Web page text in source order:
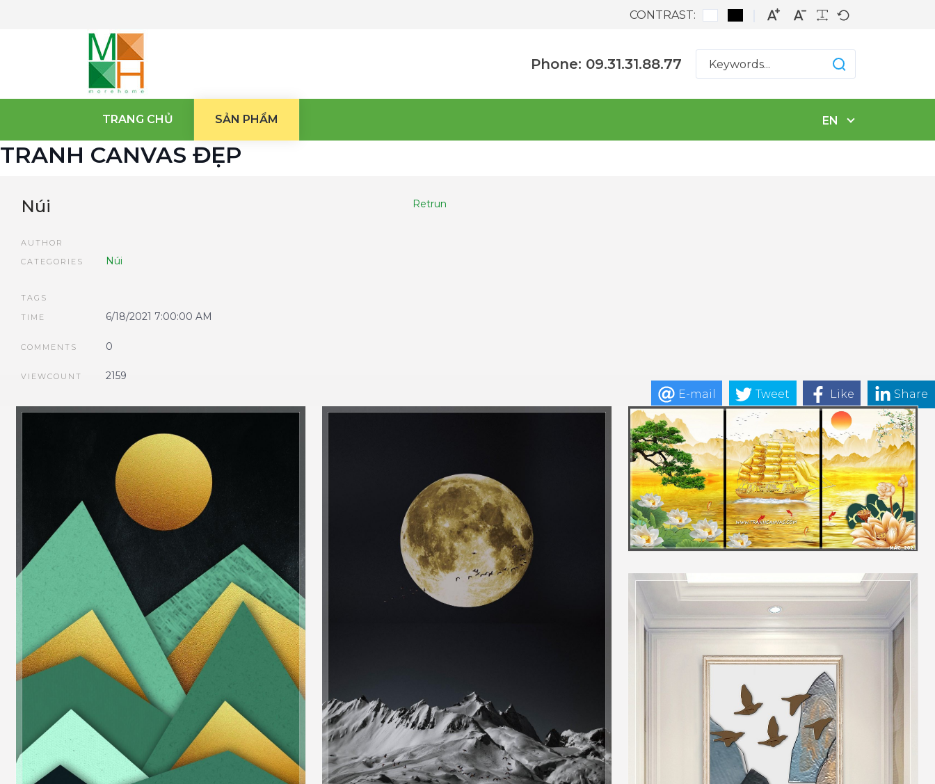
CONTRAST:
Phone: 09.31.31.88.77
TRANG CHỦ SẢN PHẨM EN
TRANH CANVAS ĐẸP
E-mail Tweet Like Share
Retrun
Núi
AUTHOR
CATEGORIES
Núi
TAGS
TIME
6/18/2021 7:00:00 AM
COMMENTS 0
VIEWCOUNT 2159